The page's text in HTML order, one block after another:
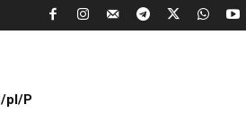
pl/P